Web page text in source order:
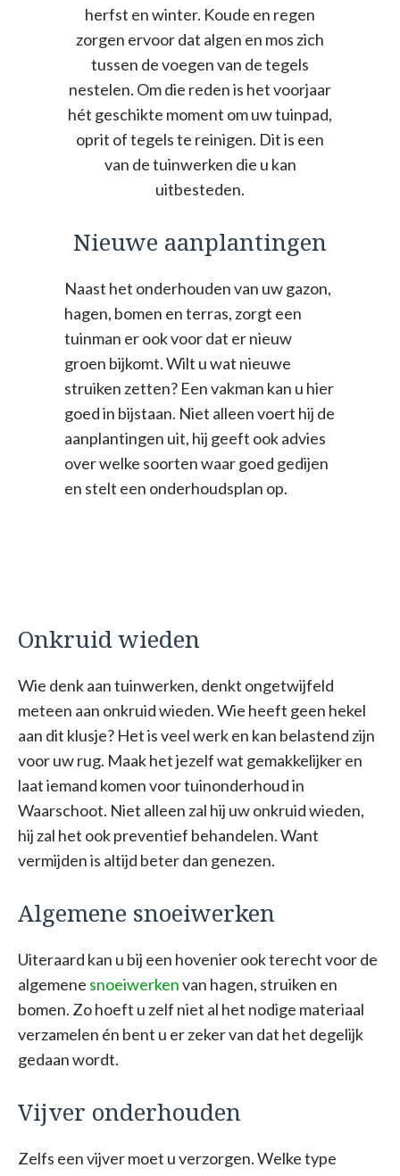
herfst en winter. Koude en regen
zorgen ervoor dat algen en mos zich
tussen de voegen van de tegels
nestelen. Om die reden is het voorjaar
hét geschikte moment om uw tuinpad,
oprit of tegels te reinigen. Dit is een
van de tuinwerken die u kan
uitbesteden.
Nieuwe aanplantingen
Naast het onderhouden van uw gazon,
hagen, bomen en terras, zorgt een
tuinman er ook voor dat er nieuw
groen bijkomt. Wilt u wat nieuwe
struiken zetten? Een vakman kan u hier
goed in bijstaan. Niet alleen voert hij de
aanplantingen uit, hij geeft ook advies
over welke soorten waar goed gedijen
en stelt een onderhoudsplan op.
Onkruid wieden
Wie denk aan tuinwerken, denkt ongetwijfeld
meteen aan onkruid wieden. Wie heeft geen hekel
aan dit klusje? Het is veel werk en kan belastend zijn
voor uw rug. Maak het jezelf wat gemakkelijker en
laat iemand komen voor tuinonderhoud in
Waarschoot. Niet alleen zal hij uw onkruid wieden,
hij zal het ook preventief behandelen. Want
vermijden is altijd beter dan genezen.
Algemene snoeiwerken
Uiteraard kan u bij een hovenier ook terecht voor de
algemene snoeiwerkenvan hagen, struiken en
bomen. Zo hoeft u zelf niet al het nodige materiaal
verzamelen én bent u er zeker van dat het degelijk
gedaan wordt.
Vijver onderhouden
Zelfs een vijver moet u verzorgen. Welke type